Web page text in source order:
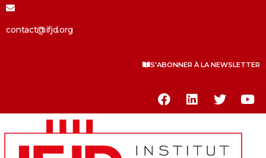
contact@ifjd.org
S'ABONNER À LA NEWSLETTER